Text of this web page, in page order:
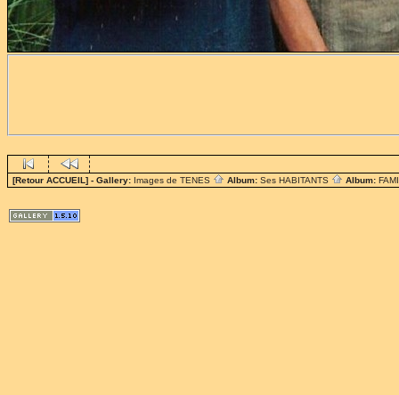
[Retour ACCUEIL] - Gallery: Images de TENES Album: Ses HABITANTS Album: